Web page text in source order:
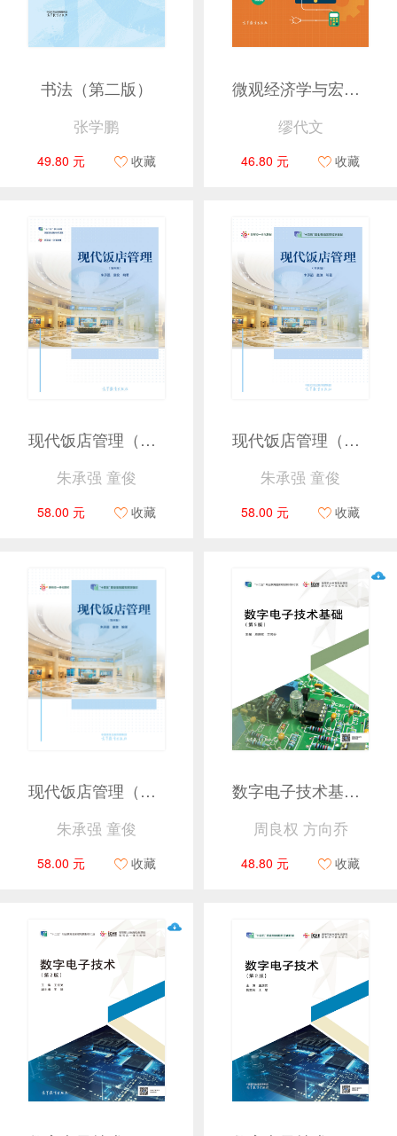
书法（第二版）
张学鹏
49.80 元 收藏
微观经济学与宏观经济学（第七版）
缪代文
46.80 元 收藏
现代饭店管理（第四版）
朱承强 童俊
58.00 元 收藏
现代饭店管理（第四版）
朱承强 童俊
58.00 元 收藏
现代饭店管理（第四版）
朱承强 童俊
58.00 元 收藏
数字电子技术基础（第5版）
周良权 方向乔
48.80 元 收藏